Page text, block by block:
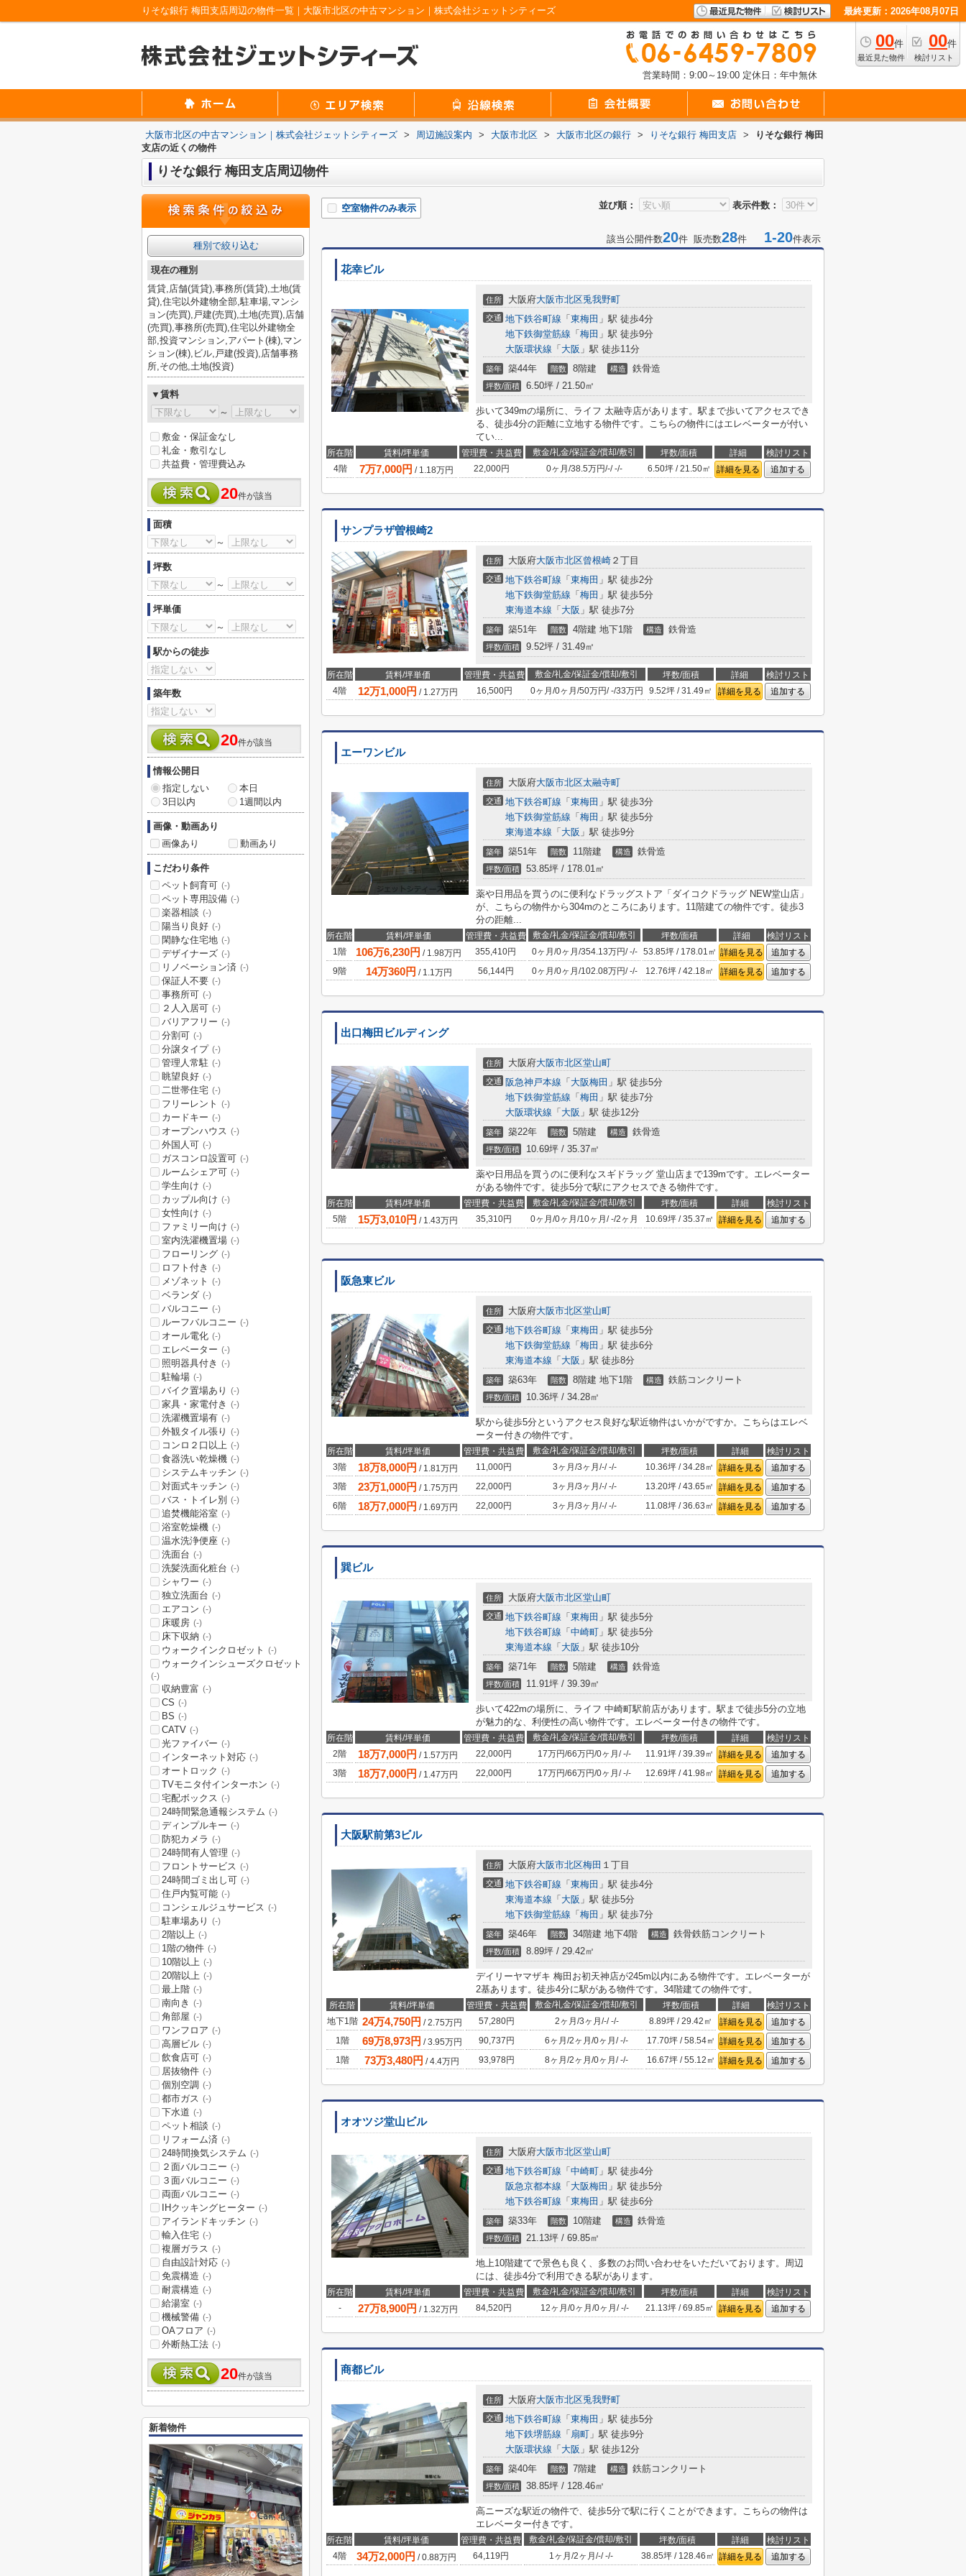
りそな銀行 梅田支店周辺の物件一覧｜大阪市北区の中古マンション｜株式会社ジェットシティーズ 最終更新：2026年08月07日
00件
最近見た物件
00件
検討リスト
営業時間：9:00～19:00 定休日：年中無休
大阪市北区の中古マンション｜株式会社ジェットシティーズ > 周辺施設案内 > 大阪市北区 > 大阪市北区の銀行 > りそな銀行 梅田支店 >
りそな銀行 梅田
支店の近くの物件
りそな銀行 梅田支店周辺物件
並び順： 表示件数：
空室物件のみ表示
該当公開件数20件 販売数28件 1-20件表示
花幸ビル
住所 大阪府大阪市北区兎我野町
交通 地下鉄谷町線 「 東梅田 」駅 徒歩4分
地下鉄御堂筋線 「 梅田 」駅 徒歩9分
大阪環状線 「 大阪 」駅 徒歩11分
築年 築44年 階数 8階建 構造 鉄骨造
坪数/面積 6.50坪 / 21.50㎡
歩いて349mの場所に、ライフ 太融寺店があります。駅まで歩いてアクセスでき
る、徒歩4分の距離に立地する物件です。こちらの物件にはエレベーターが付い
てい...
所在階 賃料/坪単価 管理費・共益費 敷金/礼金/保証金/償却/敷引 坪数/面積 詳細
検討リスト
4階
7万7,000円 / 1.18万円 22,000円 0ヶ月 /38.5万円/-/-/- 6.50坪 / 21.50㎡ 詳細を見る 追加する
サンプラザ曽根崎2
住所 大阪府大阪市北区曾根崎 ２丁目
交通 地下鉄谷町線 「 東梅田 」駅 徒歩2分
地下鉄御堂筋線 「 梅田 」駅 徒歩5分
東海道本線 「 大阪 」駅 徒歩7分
築年 築51年 階数 4階建 地下1階 構造 鉄骨造
坪数/面積 9.52坪 / 31.49㎡
所在階 賃料/坪単価 管理費・共益費 敷金/礼金/保証金/償却/敷引 坪数/面積 詳細
検討リスト
4階
12万1,000円 / 1.27万円 16,500円 0ヶ月 /0ヶ月 /50万円/-/33万円 9.52坪 / 31.49㎡ 詳細を見る 追加する
エーワンビル
住所 大阪府大阪市北区太融寺町
交通 地下鉄谷町線 「 東梅田 」駅 徒歩3分
地下鉄御堂筋線 「 梅田 」駅 徒歩5分
東海道本線 「 大阪 」駅 徒歩9分
築年 築51年 階数 11階建 構造 鉄骨造
坪数/面積 53.85坪 / 178.01㎡
薬や日用品を買うのに便利なドラッグストア「ダイコクドラッグ NEW堂山店」
が、こちらの物件から304mのところにあります。11階建ての物件です。徒歩3
分の距離...
所在階 賃料/坪単価 管理費・共益費 敷金/礼金/保証金/償却/敷引 坪数/面積 詳細
検討リスト
1階
106万6,230円 / 1.98万円 355,410円 0ヶ月 /0ヶ月 /354.13万円/-/- 53.85坪 / 178.01㎡ 詳細を見る
追加する
9階
14万360円 / 1.1万円 56,144円 0ヶ月 /0ヶ月 /102.08万円/-/- 12.76坪 / 42.18㎡ 詳細を見る 追加する
出口梅田ビルディング
住所 大阪府大阪市北区堂山町
交通 阪急神戸本線 「 大阪梅田 」駅 徒歩5分
地下鉄御堂筋線 「 梅田 」駅 徒歩7分
大阪環状線 「 大阪 」駅 徒歩12分
築年 築22年 階数 5階建 構造 鉄骨造
坪数/面積 10.69坪 / 35.37㎡
薬や日用品を買うのに便利なスギドラッグ 堂山店まで139mです。エレベーター
がある物件です。徒歩5分で駅にアクセスできる物件です。
所在階 賃料/坪単価 管理費・共益費 敷金/礼金/保証金/償却/敷引 坪数/面積 詳細
検討リスト
5階
15万3,010円 / 1.43万円 35,310円 0ヶ月 /0ヶ月 /10ヶ月 /-/2ヶ月 10.69坪 / 35.37㎡ 詳細を見る 追加する
阪急東ビル
住所 大阪府大阪市北区堂山町
交通 地下鉄谷町線 「 東梅田 」駅 徒歩5分
地下鉄御堂筋線 「 梅田 」駅 徒歩6分
東海道本線 「 大阪 」駅 徒歩8分
築年 築63年 階数 8階建 地下1階 構造 鉄筋コンクリート
坪数/面積 10.36坪 / 34.28㎡
駅から徒歩5分というアクセス良好な駅近物件はいかがですか。こちらはエレベ
ーター付きの物件です。
所在階 賃料/坪単価 管理費・共益費 敷金/礼金/保証金/償却/敷引 坪数/面積 詳細
検討リスト
3階
18万8,000円 / 1.81万円 11,000円 3ヶ月 /3ヶ月 /-/-/- 10.36坪 / 34.28㎡ 詳細を見る
追加する
3階
23万1,000円 / 1.75万円 22,000円 3ヶ月 /3ヶ月 /-/-/- 13.20坪 / 43.65㎡ 詳細を見る
追加する
6階
18万7,000円 / 1.69万円 22,000円 3ヶ月 /3ヶ月 /-/-/- 11.08坪 / 36.63㎡ 詳細を見る 追加する
巽ビル
住所 大阪府大阪市北区堂山町
交通 地下鉄谷町線 「 東梅田 」駅 徒歩5分
地下鉄谷町線 「 中崎町 」駅 徒歩5分
東海道本線 「 大阪 」駅 徒歩10分
築年 築71年 階数 5階建 構造 鉄骨造
坪数/面積 11.91坪 / 39.39㎡
歩いて422mの場所に、ライフ 中崎町駅前店があります。駅まで徒歩5分の立地
が魅力的な、利便性の高い物件です。エレベーター付きの物件です。
所在階 賃料/坪単価 管理費・共益費 敷金/礼金/保証金/償却/敷引 坪数/面積 詳細
検討リスト
2階
18万7,000円 / 1.57万円 22,000円 17万円/66万円/0ヶ月 /-/- 11.91坪 / 39.39㎡ 詳細を見る
追加する
3階
18万7,000円 / 1.47万円 22,000円 17万円/66万円/0ヶ月 /-/- 12.69坪 / 41.98㎡ 詳細を見る 追加する
大阪駅前第3ビル
住所 大阪府大阪市北区梅田 １丁目
交通 地下鉄谷町線 「 東梅田 」駅 徒歩4分
東海道本線 「 大阪 」駅 徒歩5分
地下鉄御堂筋線 「 梅田 」駅 徒歩7分
築年 築46年 階数 34階建 地下4階 構造 鉄骨鉄筋コンクリート
坪数/面積 8.89坪 / 29.42㎡
デイリーヤマザキ 梅田お初天神店が245m以内にある物件です。エレベーターが
2基あります。徒歩4分に駅がある物件です。34階建ての物件です。
所在階 賃料/坪単価 管理費・共益費 敷金/礼金/保証金/償却/敷引 坪数/面積 詳細
検討リスト
地下1階 24万4,750円 /2.75万円 57,280円 2ヶ月 /3ヶ月 /-/-/- 8.89坪 / 29.42㎡ 詳細を見る
追加する
1階
69万8,973円 /3.95万円 90,737円 6ヶ月 /2ヶ月 /0ヶ月 /-/- 17.70坪 / 58.54㎡ 詳細を見る
追加する
1階
73万3,480円 /4.4万円 93,978円 8ヶ月 /2ヶ月 /0ヶ月 /-/- 16.67坪 / 55.12㎡ 詳細を見る 追加する
オオツジ堂山ビル
住所 大阪府大阪市北区堂山町
交通 地下鉄谷町線 「 中崎町 」駅 徒歩4分
阪急京都本線 「 大阪梅田 」駅 徒歩5分
地下鉄谷町線 「 東梅田 」駅 徒歩6分
築年 築33年 階数 10階建 構造 鉄骨造
坪数/面積 21.13坪 / 69.85㎡
地上10階建てで景色も良く、多数のお問い合わせをいただいております。周辺
には、徒歩4分で利用できる駅があります。
所在階 賃料/坪単価 管理費・共益費 敷金/礼金/保証金/償却/敷引 坪数/面積 詳細
検討リスト
-
27万8,900円 / 1.32万円 84,520円 12ヶ月 /0ヶ月 /0ヶ月 /-/- 21.13坪 / 69.85㎡ 詳細を見る 追加する
商都ビル
住所 大阪府大阪市北区兎我野町
交通 地下鉄谷町線 「 東梅田 」駅 徒歩5分
地下鉄堺筋線 「 扇町 」駅 徒歩9分
大阪環状線 「 大阪 」駅 徒歩12分
築年 築40年 階数 7階建 構造 鉄筋コンクリート
坪数/面積 38.85坪 / 128.46㎡
高ニーズな駅近の物件で、徒歩5分で駅に行くことができます。こちらの物件は
エレベーター付きです。
所在階 賃料/坪単価 管理費・共益費 敷金/礼金/保証金/償却/敷引 坪数/面積 詳細
検討リスト
4階
34万2,000円 /0.88万円 64,119円 1ヶ月 /2ヶ月 /-/-/- 38.85坪 / 128.46㎡ 詳細を見る 追加する
種別で絞り込む
現在の種別
賃貸,店舗(賃貸),事務所(賃貸),土地(賃
貸),住宅以外建物全部,駐車場,マンシ
ョン(売買),戸建(売買),土地(売買),店舗
(売買),事務所(売買),住宅以外建物全
部,投資マンション,アパート(棟),マン
ション(棟),ビル,戸建(投資),店舗事務
所,その他,土地(投資)
▼賃料
～
敷金・保証金なし
礼金・敷引なし
共益費・管理費込み
20件が該当
面積
～
坪数
～
坪単価
～
駅からの徒歩
築年数
20件が該当
情報公開日
指定しない
本日
3日以内
1週間以内
画像・動画あり
画像あり
動画あり
こだわり条件
ペット飼育可 (-)
ペット専用設備 (-)
楽器相談 (-)
陽当り良好 (-)
閑静な住宅地 (-)
デザイナーズ (-)
リノベーション済 (-)
保証人不要 (-)
事務所可 (-)
２人入居可 (-)
バリアフリー (-)
分割可 (-)
分譲タイプ (-)
管理人常駐 (-)
眺望良好 (-)
二世帯住宅 (-)
フリーレント (-)
カードキー (-)
オープンハウス (-)
外国人可 (-)
ガスコンロ設置可 (-)
ルームシェア可 (-)
学生向け (-)
カップル向け (-)
女性向け (-)
ファミリー向け (-)
室内洗濯機置場 (-)
フローリング (-)
ロフト付き (-)
メゾネット (-)
ベランダ (-)
バルコニー (-)
ルーフバルコニー (-)
オール電化 (-)
エレベーター (-)
照明器具付き (-)
駐輪場 (-)
バイク置場あり (-)
家具・家電付き (-)
洗濯機置場有 (-)
外観タイル張り (-)
コンロ２口以上 (-)
食器洗い乾燥機 (-)
システムキッチン (-)
対面式キッチン (-)
バス・トイレ別 (-)
追焚機能浴室 (-)
浴室乾燥機 (-)
温水洗浄便座 (-)
洗面台 (-)
洗髪洗面化粧台 (-)
シャワー (-)
独立洗面台 (-)
エアコン (-)
床暖房 (-)
床下収納 (-)
ウォークインクロゼット (-)
ウォークインシューズクロゼット
(-)
収納豊富 (-)
CS (-)
BS (-)
CATV (-)
光ファイバー (-)
インターネット対応 (-)
オートロック (-)
TVモニタ付インターホン (-)
宅配ボックス (-)
24時間緊急通報システム (-)
ディンプルキー (-)
防犯カメラ (-)
24時間有人管理 (-)
フロントサービス (-)
24時間ゴミ出し可 (-)
住戸内覧可能 (-)
コンシェルジュサービス (-)
駐車場あり (-)
2階以上 (-)
1階の物件 (-)
10階以上 (-)
20階以上 (-)
最上階 (-)
南向き (-)
角部屋 (-)
ワンフロア (-)
高層ビル (-)
飲食店可 (-)
居抜物件 (-)
個別空調 (-)
都市ガス (-)
下水道 (-)
ペット相談 (-)
リフォーム済 (-)
24時間換気システム (-)
２面バルコニー (-)
３面バルコニー (-)
両面バルコニー (-)
IHクッキングヒーター (-)
アイランドキッチン (-)
輸入住宅 (-)
複層ガラス (-)
自由設計対応 (-)
免震構造 (-)
耐震構造 (-)
給湯室 (-)
機械警備 (-)
OAフロア (-)
外断熱工法 (-)
20件が該当
新着物件